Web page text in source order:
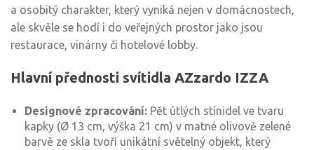
a osobitý charakter, který vyniká nejen v domácnostech,
ale skvěle se hodí i do veřejných prostor jako jsou
restaurace, vinárny či hotelové lobby.
Hlavní přednosti svítidla AZzardo IZZA
Designové zpracování: Pět útlých stínidel ve tvaru
kapky (Ø 13 cm, výška 21 cm) v matné olivově zelené
barvě ze skla tvoří unikátní světelný objekt, který